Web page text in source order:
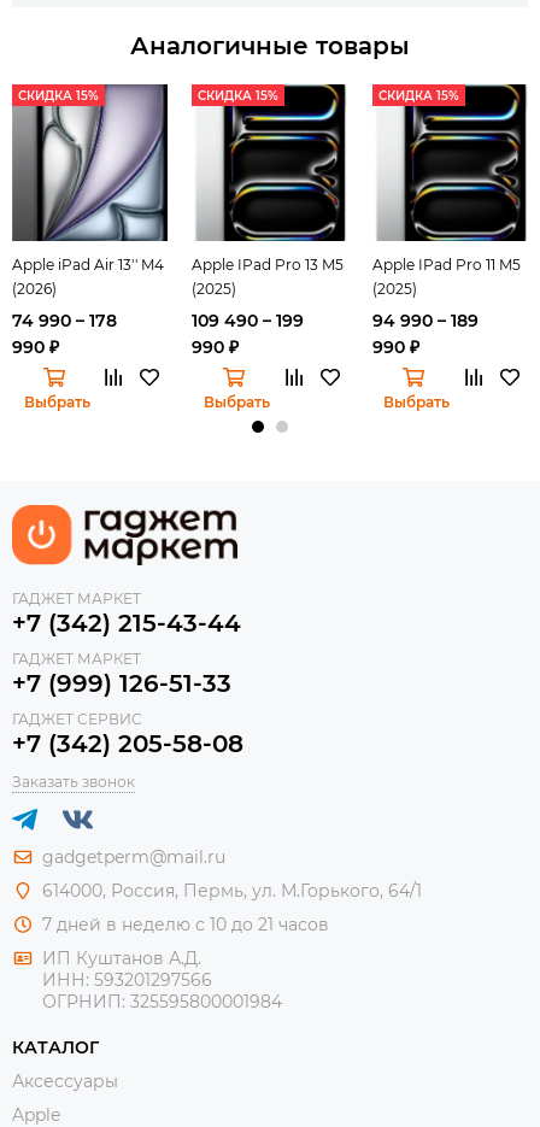
Аналогичные товары
СКИДКА 15%
Apple iPad Air 13'' M4
(2026)
74 990 – 178
990 ₽
Выбрать
СКИДКА 15%
Apple IPad Pro 13 M5
(2025)
109 490 – 199
990 ₽
Выбрать
СКИДКА 15%
Apple IPad Pro 11 M5
(2025)
94 990 – 189
990 ₽
Выбрать
ГАДЖЕТ МАРКЕТ
+7 (342) 215-43-44
ГАДЖЕТ МАРКЕТ
+7 (999) 126-51-33
ГАДЖЕТ СЕРВИС
+7 (342) 205-58-08
Заказать звонок
gadgetperm@mail.ru
614000, Россия, Пермь, ул. М.Горького, 64/1
7 дней в неделю с 10 до 21 часов
ИП Куштанов А.Д.
ИНН: 593201297566
ОГРНИП: 325595800001984
КАТАЛОГ
Аксессуары
Apple